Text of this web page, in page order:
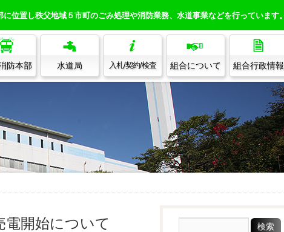
位置し秩父地域５市町のごみ処理や消防業務、水道事業などを行っています。
防本部 水道局 入札/契約/検査 組合について 組合行政情報
開始について